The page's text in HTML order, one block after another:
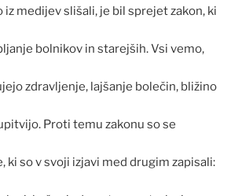
medijev slišali, je bil sprejet zakon, ki
bolnikov in starejših. Vsi vemo,
zdravljenje, lajšanje bolečin, bližino
Proti temu zakonu so se
ki so v svoji izjavi med drugim zapisali: